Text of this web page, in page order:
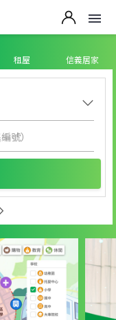
租屋 信義居家